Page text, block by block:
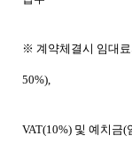
※ 계약체결시 임대
50%),
VAT(10%) 및 예치금